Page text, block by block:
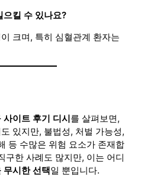
으킬 수 있나요?
크며, 특히 심혈관계 환자는
사이트 후기 디시를 살펴보면,
있지만, 불법성, 처벌 가능성,
등 수많은 위험 요소가 존재합
구한 사례도 많지만, 이는 어디
무시한 선택일 뿐입니다.